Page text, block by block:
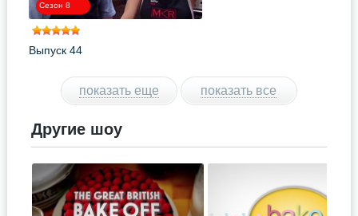
Сезон 8
Выпуск 44
показать еще показать все
Другие шоу